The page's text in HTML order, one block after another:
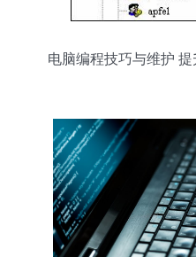
电脑编程技巧与维护